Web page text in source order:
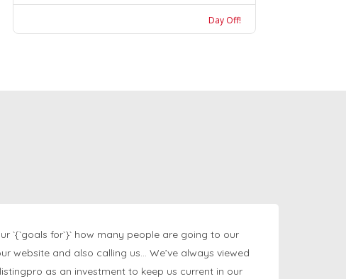
Day Off!
`{`goals for`}` how many people are going to our
website and also calling us… We’ve always viewed
as an investment to keep us current in our